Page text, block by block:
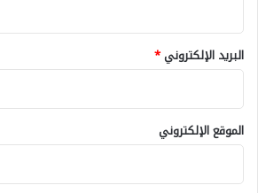
البريد الإلكتروني*
الموقع الإلكتروني